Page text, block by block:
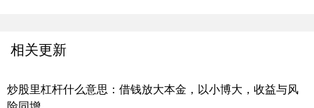
相关更新
炒股里杠杆什么意思：借钱放大本金，以小博大，收益与风